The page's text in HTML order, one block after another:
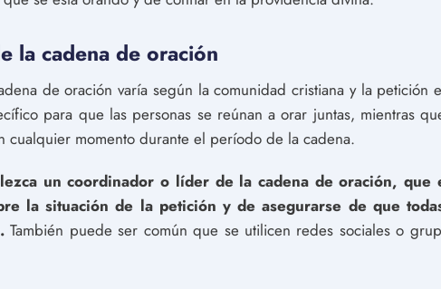
la cadena de oración
de oración varía según la comunidad cristiana y la petición
para que las personas se reúnan a orar juntas, mientras
cualquier momento durante el período de la cadena.
un coordinador o líder de la cadena de oración, que
la situación de la petición y de asegurarse de que
También puede ser común que se utilicen redes sociales o